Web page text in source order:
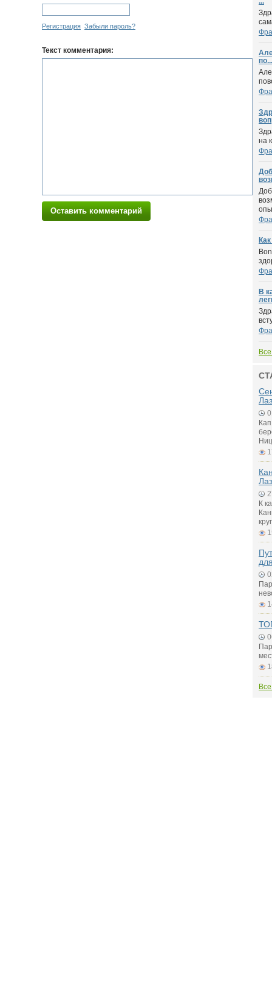
Регистрация Забыли пароль?
Текст комментария:
Оставить комментарий
по...
на
В
К